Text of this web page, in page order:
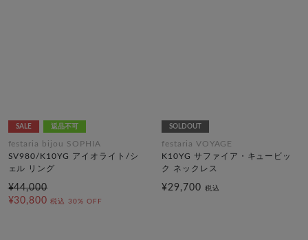
SALE 返品不可
festaria bijou SOPHIA
SV980/K10YG アイオライト/シ
ェル リング
¥44,000
¥30,800 税込 30% OFF
SOLDOUT
festaria VOYAGE
K10YG サファイア・キュービッ
ク ネックレス
¥29,700 税込